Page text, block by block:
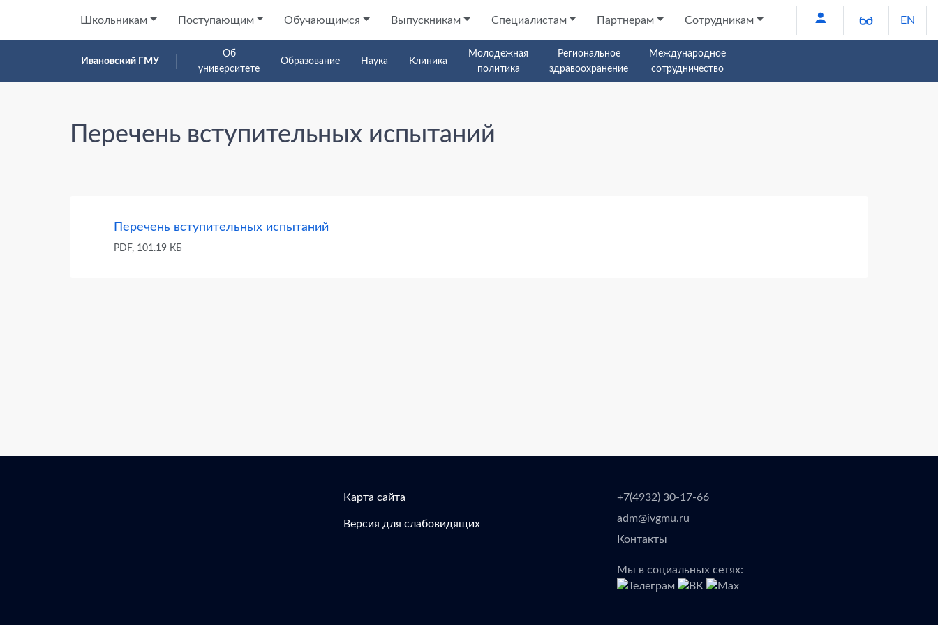
Школьникам Поступающим Обучающимся Выпускникам Специалистам Партнерам Сотрудникам Версия для
EN
Ивановский ГМУ
Об
университете
Образование Наука Клиника
Молодежная
политика
Региональное
здравоохранение
Международное
сотрудничество
Перечень вступительных испытаний
Перечень вступительных испытаний
PDF, 101.19 КБ
Карта сайта
Версия для слабовидящих
+7(4932) 30-17-66
adm@ivgmu.ru
Контакты
Мы в социальных сетях: